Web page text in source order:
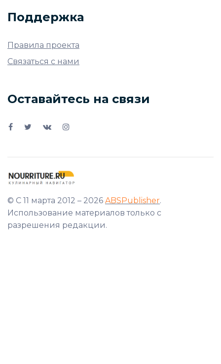
Поддержка
Правила проекта
Связаться с нами
Оставайтесь на связи
© С 11 марта 2012 – 2026 ABSPublisher.
Использование материалов только с
разрешения редакции.